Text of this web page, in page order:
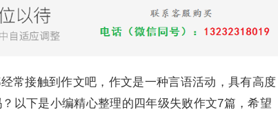
接触到作文吧，作文是一种言语活动，具有高度
以下是小编精心整理的四年级失败作文7篇，希望